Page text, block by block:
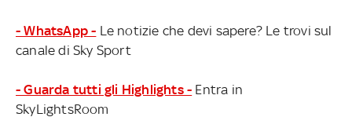
- WhatsApp - Le notizie che devi sapere? Le trovi sul
canale di Sky Sport
- Guarda tutti gli Highlights - Entra in
SkyLightsRoom